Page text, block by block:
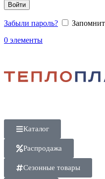
Войти
Забыли пароль?
0 элементы
Каталог
Распродажа
Сезонные товары